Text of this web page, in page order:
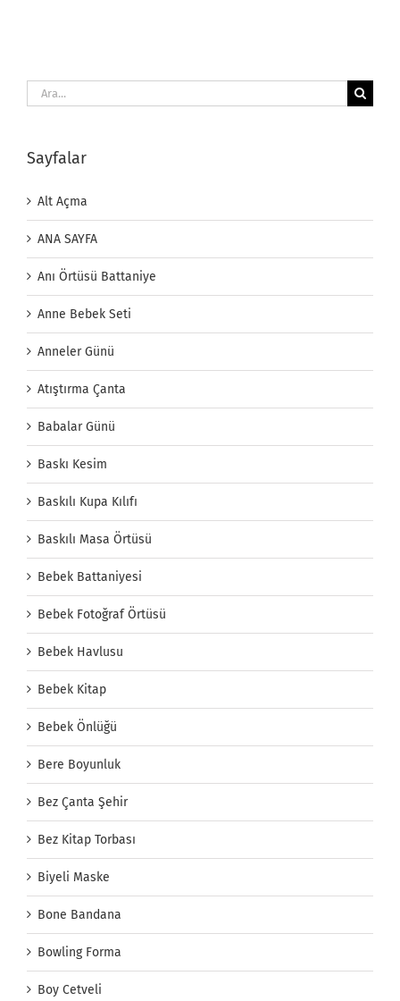
Ara:
Sayfalar
Alt Açma
ANA SAYFA
Anı Örtüsü Battaniye
Anne Bebek Seti
Anneler Günü
Atıştırma Çanta
Babalar Günü
Baskı Kesim
Baskılı Kupa Kılıfı
Baskılı Masa Örtüsü
Bebek Battaniyesi
Bebek Fotoğraf Örtüsü
Bebek Havlusu
Bebek Kitap
Bebek Önlüğü
Bere Boyunluk
Bez Çanta Şehir
Bez Kitap Torbası
Biyeli Maske
Bone Bandana
Bowling Forma
Boy Cetveli